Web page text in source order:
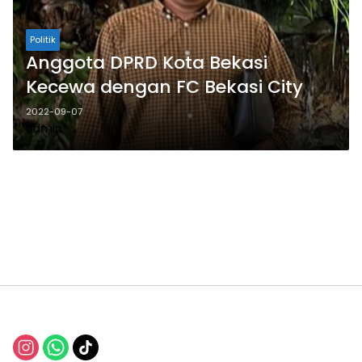
Politik
Anggota DPRD Kota Bekasi
Kecewa dengan FC Bekasi City
2022-09-07
admin